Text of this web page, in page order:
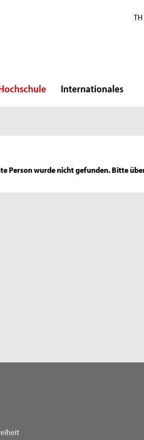
Internationales
Person wurde nicht gefunden. Bitte